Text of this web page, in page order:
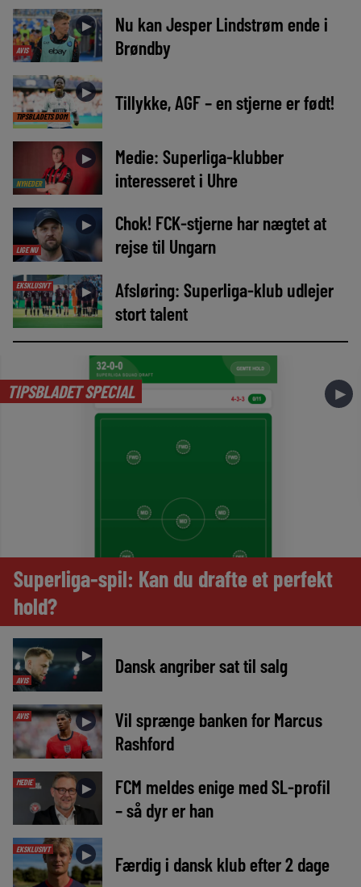
AVIS
►
Nu kan Jesper Lindstrøm ende i
Brøndby
TIPSBLADETS DOM
► Tillykke, AGF – en stjerne er født!
NYHEDER
►
Medie: Superliga-klubber
interesseret i Uhre
LIGE NU
►
Chok! FCK-stjerne har nægtet at
rejse til Ungarn
EKSKLUSIVT ►
Afsløring: Superliga-klub udlejer
stort talent
TIPSBLADET SPECIAL ►
Superliga-spil: Kan du drafte et perfekt
hold?
AVIS
► Dansk angriber sat til salg
AVIS ►
Vil sprænge banken for Marcus
Rashford
MEDIE ►
FCM meldes enige med SL-profil
– så dyr er han
EKSKLUSIVT ► Færdig i dansk klub efter 2 dage